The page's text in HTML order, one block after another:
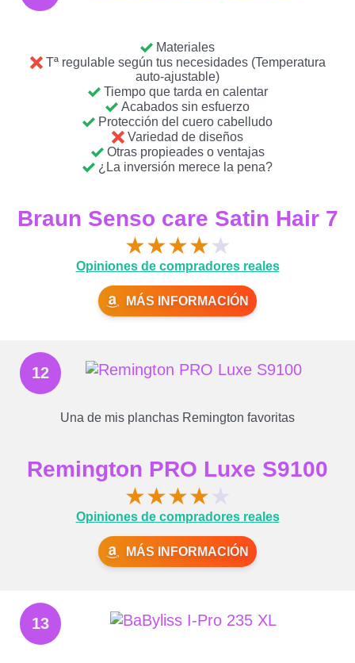
Materiales
Tª regulable según tus necesidades (Temperatura
auto-ajustable)
Tiempo que tarda en calentar
Acabados sin esfuerzo
Protección del cuero cabelludo
Variedad de diseños
Otras propieades o ventajas
¿La inversión merece la pena?
Braun Senso care Satin Hair 7
★★★★★
Opiniones de compradores reales
MÁS INFORMACIÓN
12
Una de mis planchas Remington favoritas
Remington PRO Luxe S9100
★★★★
Opiniones de compradores reales
MÁS INFORMACIÓN
13